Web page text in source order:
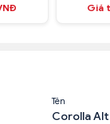
Giá
Tên
Corolla